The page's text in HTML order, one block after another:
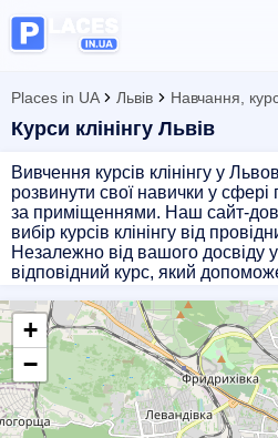
Places in UA Львів Навчання,
Курси клінінгу Львів
Вивчення курсів клінінгу у
розвинути свої навички у
за приміщеннями. Наш сайт-
вибір курсів клінінгу від
Незалежно від вашого досвіду у
відповідний курс, який
забезпечать вам високоякісні
практичні заняття та
курс клінінгу на нашому сайті і
щоб стати
+
−